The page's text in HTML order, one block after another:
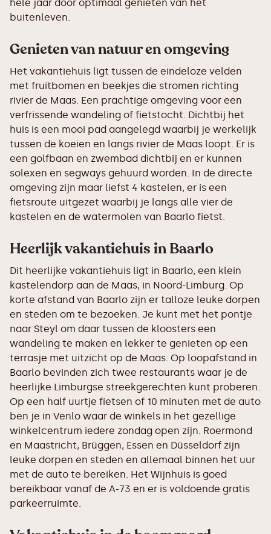
hele jaar door optimaal genieten van het
buitenleven.
Genieten van natuur en omgeving
Het vakantiehuis ligt tussen de eindeloze velden
met fruitbomen en beekjes die stromen richting
rivier de Maas. Een prachtige omgeving voor een
verfrissende wandeling of fietstocht. Dichtbij het
huis is een mooi pad aangelegd waarbij je werkelijk
tussen de koeien en langs rivier de Maas loopt. Er is
een golfbaan en zwembad dichtbij en er kunnen
solexen en segways gehuurd worden. In de directe
omgeving zijn maar liefst 4 kastelen, er is een
fietsroute uitgezet waarbij je langs alle vier de
kastelen en de watermolen van Baarlo fietst.
Heerlijk vakantiehuis in Baarlo
Dit heerlijke vakantiehuis ligt in Baarlo, een klein
kastelendorp aan de Maas, in Noord-Limburg. Op
korte afstand van Baarlo zijn er talloze leuke dorpen
en steden om te bezoeken. Je kunt met het pontje
naar Steyl om daar tussen de kloosters een
wandeling te maken en lekker te genieten op een
terrasje met uitzicht op de Maas. Op loopafstand in
Baarlo bevinden zich twee restaurants waar je de
heerlijke Limburgse streekgerechten kunt proberen.
Op een half uurtje fietsen of 10 minuten met de auto
ben je in Venlo waar de winkels in het gezellige
winkelcentrum iedere zondag open zijn. Roermond
en Maastricht, Brüggen, Essen en Düsseldorf zijn
leuke dorpen en steden en allemaal binnen het uur
met de auto te bereiken. Het Wijnhuis is goed
bereikbaar vanaf de A-73 en er is voldoende gratis
parkeerruimte.